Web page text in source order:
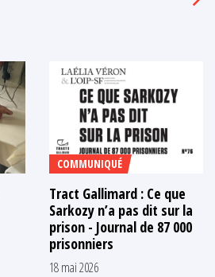
COMMUNIQUÉ
Tract Gallimard : Ce que
Sarkozy n’a pas dit sur la
prison - Journal de 87 000
prisonniers
18 mai 2026